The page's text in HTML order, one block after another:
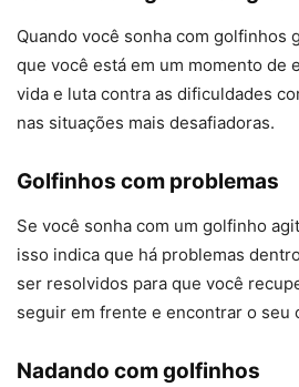
Quando você sonha com golfinhos
que você está em um momento de
vida e luta contra as dificuldades
nas situações mais desafiadoras.
Golfinhos com problemas
Se você sonha com um golfinho
isso indica que há problemas
ser resolvidos para que você
seguir em frente e encontrar o seu
Nadando com golfinhos